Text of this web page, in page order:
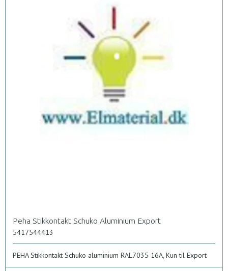
Peha Stikkontakt Schuko Aluminium Export
5417544413
PEHA Stikkontakt Schuko aluminium RAL7035 16A, Kun til Export